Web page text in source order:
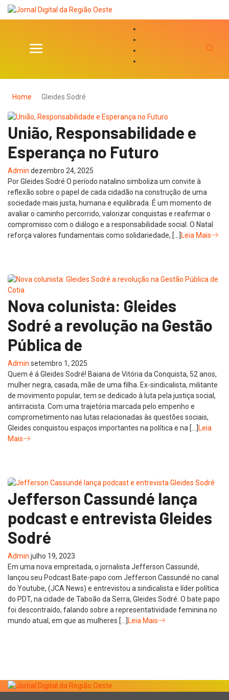
Home Gleides Sodré
União, Responsabilidade e
Esperança no Futuro
Admin dezembro 24, 2025
Por Gleides Sodré O período natalino simboliza um convite à
reflexão sobre o papel de cada cidadão na construção de uma
sociedade mais justa, humana e equilibrada. É um momento de
avaliar o caminho percorrido, valorizar conquistas e reafirmar o
compromisso com o diálogo e a responsabilidade social. O Natal
reforça valores fundamentais como solidariedade, […]Leia Mais
Nova colunista: Gleides
Sodré a revolução na Gestão
Pública de
Admin setembro 1, 2025
Quem é á Gleides Sodré! Baiana de Vitória da Conquista, 52 anos,
mulher negra, casada, mãe de uma filha. Ex-sindicalista, militante
de movimento popular, tem se dedicado à luta pela justiça social,
antirracista. Com uma trajetória marcada pelo empenho e
comprometimento nas lutas relacionadas às questões sociais,
Gleides conquistou espaços importantes na política e na […]Leia
Mais
Jefferson Cassundé lança
podcast e entrevista Gleides
Sodré
Admin julho 19, 2023
Em uma nova empreitada, o jornalista Jefferson Cassundé,
lançou seu Podcast Bate-papo com Jefferson Cassundé no canal
do Youtube, (JCA News) e entrevistou a sindicalista e líder política
do PDT, na cidade de Taboão da Serra, Gleides Sodré. O bate papo
foi descontraído, falando sobre a representatividade feminina no
mundo atual, em que as mulheres […] Leia Mais